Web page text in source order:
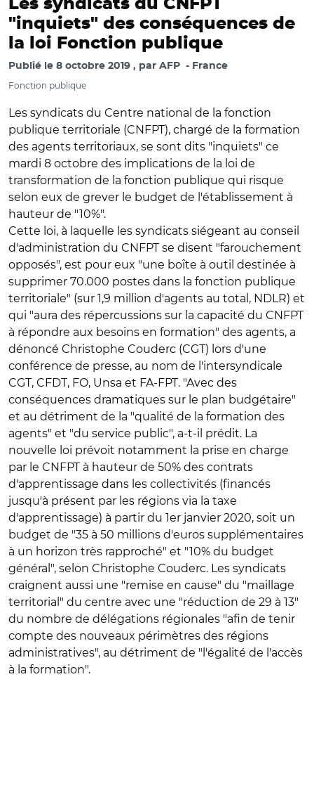
Les syndicats du CNFPT
"inquiets" des conséquences de
la loi Fonction publique
Publié le 8 octobre 2019 par AFP France
Fonction publique
Les syndicats du Centre national de la fonction
publique territoriale (CNFPT), chargé de la formation
des agents territoriaux, se sont dits "inquiets" ce
mardi 8 octobre des implications de la loi de
transformation de la fonction publique qui risque
selon eux de grever le budget de l'établissement à
hauteur de "10%".
Cette loi, à laquelle les syndicats siégeant au conseil
d'administration du CNFPT se disent "farouchement
opposés", est pour eux "une boîte à outil destinée à
supprimer 70.000 postes dans la fonction publique
territoriale" (sur 1,9 million d'agents au total, NDLR) et
qui "aura des répercussions sur la capacité du CNFPT
à répondre aux besoins en formation" des agents, a
dénoncé Christophe Couderc (CGT) lors d'une
conférence de presse, au nom de l'intersyndicale
CGT, CFDT, FO, Unsa et FA-FPT. "Avec des
conséquences dramatiques sur le plan budgétaire"
et au détriment de la "qualité de la formation des
agents" et "du service public", a-t-il prédit. La
nouvelle loi prévoit notamment la prise en charge
par le CNFPT à hauteur de 50% des contrats
d'apprentissage dans les collectivités (financés
jusqu'à présent par les régions via la taxe
d'apprentissage) à partir du 1er janvier 2020, soit un
budget de "35 à 50 millions d'euros supplémentaires
à un horizon très rapproché" et "10% du budget
général", selon Christophe Couderc. Les syndicats
craignent aussi une "remise en cause" du "maillage
territorial" du centre avec une "réduction de 29 à 13"
du nombre de délégations régionales "afin de tenir
compte des nouveaux périmètres des régions
administratives", au détriment de "l'égalité de l'accès
à la formation".